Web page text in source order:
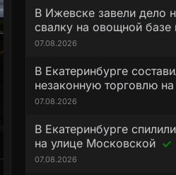
В Ижевске завели дело
свалку на овощной
07.08.2026
В Екатеринбурге
незаконную торговлю
07.08.2026
В Екатеринбурге
на улице Московской
07.08.2026